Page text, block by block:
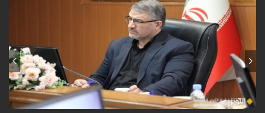
أعلن رئيس منظمة الطب العدلي الإيرانية، عباس مسجدي، أن عدد ضحايا حرب
رمضان بلغ 3519 شهيداً، بينهم 517 امرأة و270 تلميذاً.